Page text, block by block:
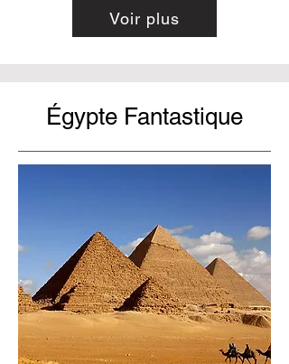
Voir plus
Égypte Fantastique